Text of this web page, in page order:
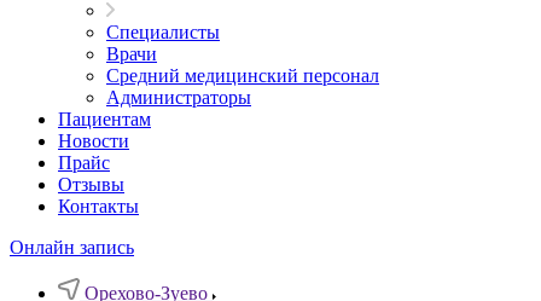
Специалисты
Врачи
Средний медицинский персонал
Администраторы
Пациентам
Новости
Прайс
Отзывы
Контакты
Онлайн запись
Орехово-Зуево